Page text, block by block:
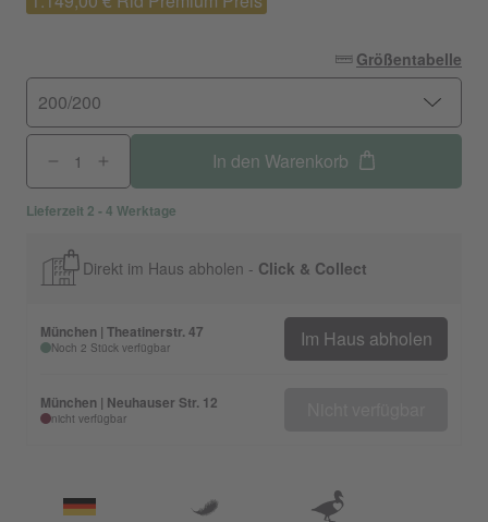
Größentabelle
200/200
In den Warenkorb
Lieferzeit 2 - 4 Werktage
Direkt im Haus abholen - Click & Collect
München | Theatinerstr. 47
Noch 2 Stück verfügbar Im Haus abholen
München | Neuhauser Str. 12
nicht verfügbar